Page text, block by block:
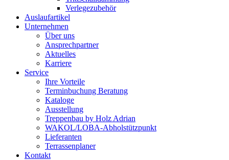
Verlegezubehör
Auslaufartikel
Unternehmen
Über uns
Ansprechpartner
Aktuelles
Karriere
Service
Ihre Vorteile
Terminbuchung Beratung
Kataloge
Ausstellung
Treppenbau by Holz Adrian
WAKOL/LOBA-Abholstützpunkt
Lieferanten
Terrassenplaner
Kontakt